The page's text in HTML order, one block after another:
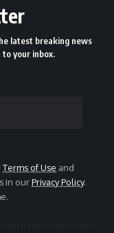
latest breaking news
your inbox.
Terms of Use and
in ourPrivacy Policy.